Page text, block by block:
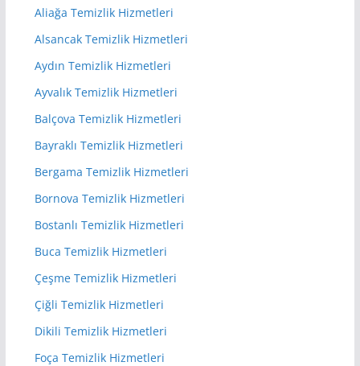
Aliağa Temizlik Hizmetleri
Alsancak Temizlik Hizmetleri
Aydın Temizlik Hizmetleri
Ayvalık Temizlik Hizmetleri
Balçova Temizlik Hizmetleri
Bayraklı Temizlik Hizmetleri
Bergama Temizlik Hizmetleri
Bornova Temizlik Hizmetleri
Bostanlı Temizlik Hizmetleri
Buca Temizlik Hizmetleri
Çeşme Temizlik Hizmetleri
Çiğli Temizlik Hizmetleri
Dikili Temizlik Hizmetleri
Foça Temizlik Hizmetleri